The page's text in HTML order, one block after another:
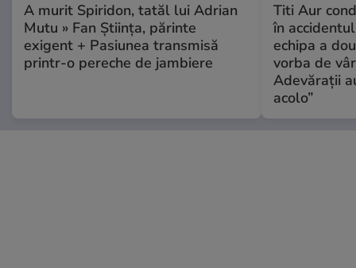
A murit Spiridon, tatăl lui Adrian
Mutu » Fan Știința, părinte
exigent + Pasiunea transmisă
printr-o pereche de jambiere
Titi Aur
în
echipa a
vorba de
Adevărații
acolo”